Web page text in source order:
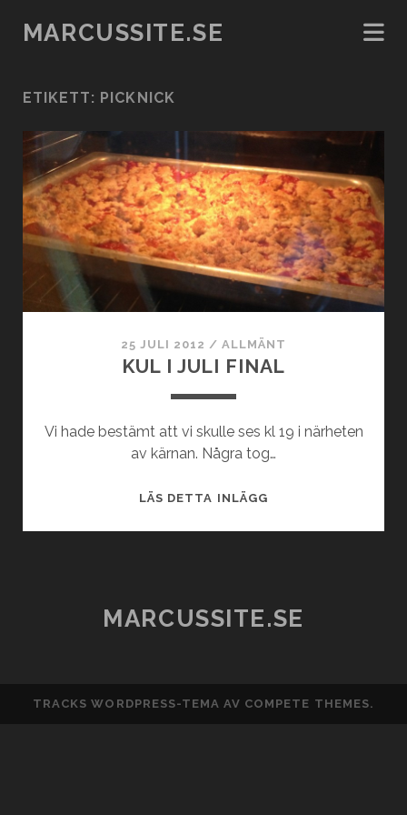
MARCUSSITE.SE
ETIKETT: PICKNICK
25 JULI 2012 /ALLMÄNT
KUL I JULI FINAL
Vi hade bestämt att vi skulle ses kl 19 i närheten
av kärnan. Några tog…
LÄS DETTA INLÄGGKUL
MARCUSSITE.SE
TRACKS WORDPRESS-TEMA AV COMPETE THEMES.